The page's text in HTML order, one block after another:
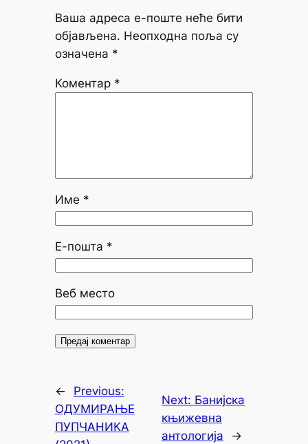
Ваша адреса е-поште неће бити
објављена. Неопходна поља су
означена *
Коментар *
Име *
Е-пошта *
Веб место
←
Previous:
ОДУМИРАЊЕ
ПУПЧАНИКА
Next: Банијска
књижевна
антологија
→